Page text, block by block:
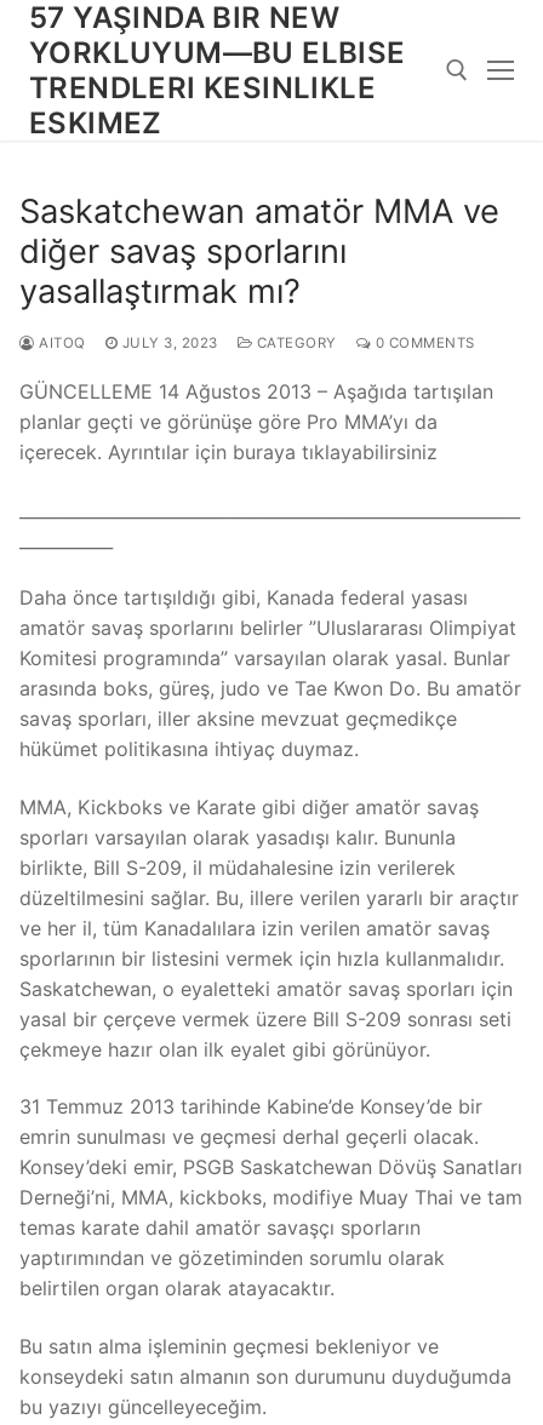
Skip
content
57 YAŞINDA BIR NEW
YORKLUYUM—BU ELBISE
TRENDLERI KESINLIKLE
ESKIMEZ
Saskatchewan amatör MMA ve
diğer savaş sporlarını
yasallaştırmak mı?
AITOQ JULY 3, 2023 CATEGORY 0 COMMENTS
GÜNCELLEME 14 Ağustos 2013 – Aşağıda tartışılan
planlar geçti ve görünüşe göre Pro MMA’yı da
içerecek. Ayrıntılar için buraya tıklayabilirsiniz
Daha önce tartışıldığı gibi, Kanada federal yasası
amatör savaş sporlarını belirler ”Uluslararası Olimpiyat
Komitesi programında” varsayılan olarak yasal. Bunlar
arasında boks, güreş, judo ve Tae Kwon Do. Bu amatör
savaş sporları, iller aksine mevzuat geçmedikçe
hükümet politikasına ihtiyaç duymaz.
MMA, Kickboks ve Karate gibi diğer amatör savaş
sporları varsayılan olarak yasadışı kalır. Bununla
birlikte, Bill S-209, il müdahalesine izin verilerek
düzeltilmesini sağlar. Bu, illere verilen yararlı bir araçtır
ve her il, tüm Kanadalılara izin verilen amatör savaş
sporlarının bir listesini vermek için hızla kullanmalıdır.
Saskatchewan, o eyaletteki amatör savaş sporları için
yasal bir çerçeve vermek üzere Bill S-209 sonrası seti
çekmeye hazır olan ilk eyalet gibi görünüyor.
31 Temmuz 2013 tarihinde Kabine’de Konsey’de bir
emrin sunulması ve geçmesi derhal geçerli olacak.
Konsey’deki emir, PSGB Saskatchewan Dövüş Sanatları
Derneği’ni, MMA, kickboks, modifiye Muay Thai ve tam
temas karate dahil amatör savaşçı sporların
yaptırımından ve gözetiminden sorumlu olarak
belirtilen organ olarak atayacaktır.
Bu satın alma işleminin geçmesi bekleniyor ve
konseydeki satın almanın son durumunu duyduğumda
bu yazıyı güncelleyeceğim.